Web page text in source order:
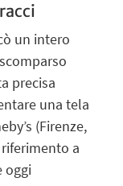
un intero
precisa
una tela
’s (Firenze,
a
oggi